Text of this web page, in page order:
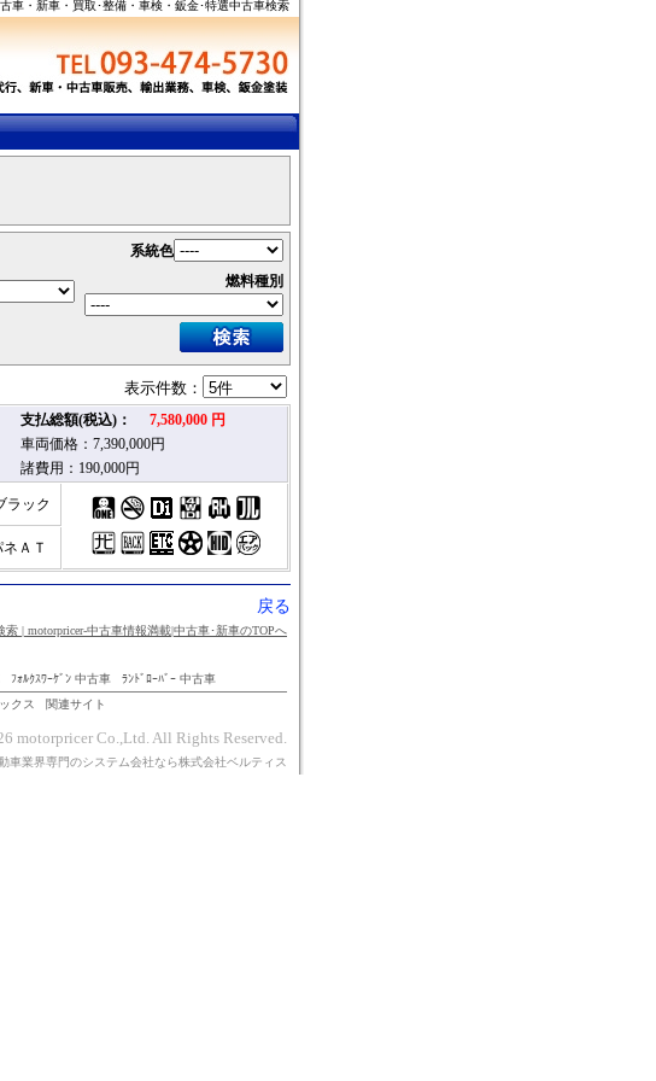
車・新車・買取･整備・車検・鈑金･特選中古車検索
系統色
燃料種別
表示件数：
支払総額(税込)：
7,580,000 円
車両価格：7,390,000円
諸費用：190,000円
ラック
ＡＴ
戻る
索 | motorpricer‐中古車情報満載|中古車･新車のTOPへ
ﾌｫﾙｸｽﾜｰｹﾞﾝ 中古車
ﾗﾝﾄﾞﾛｰﾊﾞｰ 中古車
クス 関連サイト
motorpricer Co.,Ltd. All Rights Reserved.
車業界専門のシステム会社なら株式会社ベルティス